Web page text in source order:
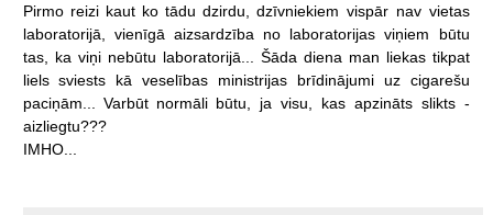
Pirmo reizi kaut ko tādu dzirdu, dzīvniekiem vispār nav vietas
laboratorijā,
vienīgā aizsardzība no laboratorijas viņiem
būtu
tas,
ka viņi nebūtu laboratorijā... Šāda diena man liekas tikpat
liels sviests kā veselības ministrijas brīdinājumi uz cigarešu
paciņām...
Varbūt normāli būtu, ja visu, kas apzināts slikts -
aizliegtu???
IMHO...